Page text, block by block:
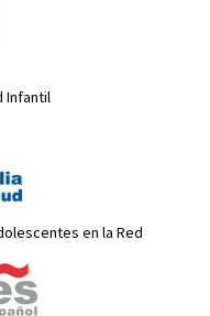
Infantil
en la Red